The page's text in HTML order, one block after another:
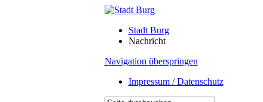
Stadt Burg
Nachricht
Navigation überspringen
Impressum / Datenschutz